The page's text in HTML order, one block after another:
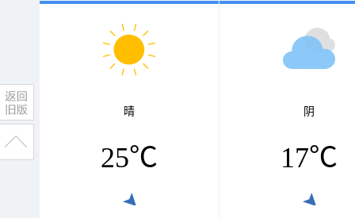
晴
25℃
阴
17℃